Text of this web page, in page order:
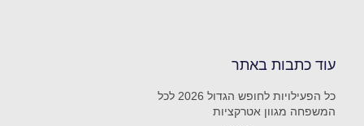
עוד כתבות באתר
כל הפעילויות לחופש הגדול 2026 לכל
המשפחה מגוון אטרקציות